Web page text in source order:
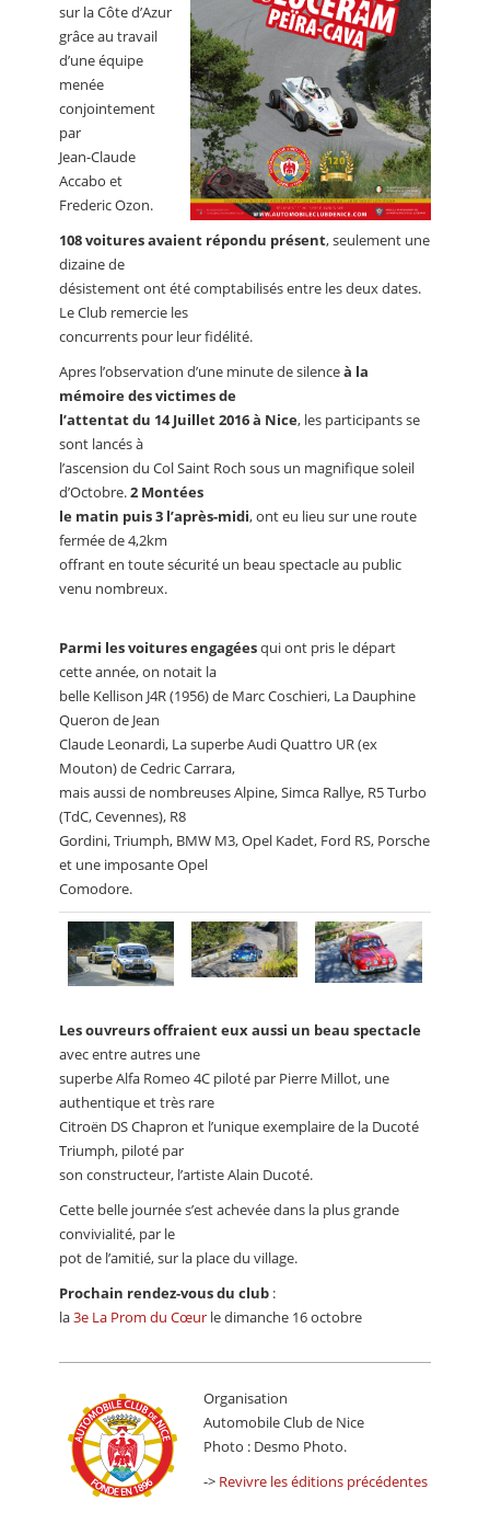
sur la Côte d’Azur
grâce au travail
d’une équipe
menée
conjointement
par
Jean-Claude
Accabo et
Frederic Ozon.
108 voitures avaient répondu présent, seulement une
dizaine de
désistement ont été comptabilisés entre les deux dates.
Le Club remercie les
concurrents pour leur fidélité.
Apres l’observation d’une minute de silenceà la
mémoire des victimes de
l’attentat du 14 Juillet 2016 à Nice, les participants se
sont lancés à
l’ascension du Col Saint Roch sous un magnifique soleil
d’Octobre.2 Montées
le matin puis 3 l’après-midi, ont eu lieu sur une route
fermée de 4,2km
offrant en toute sécurité un beau spectacle au public
venu nombreux.
Parmi les voitures engagéesqui ont pris le départ
cette année, on notait la
belle Kellison J4R (1956) de Marc Coschieri, La Dauphine
Queron de Jean
Claude Leonardi, La superbe Audi Quattro UR (ex
Mouton) de Cedric Carrara,
mais aussi de nombreuses Alpine, Simca Rallye, R5 Turbo
(TdC, Cevennes), R8
Gordini, Triumph, BMW M3, Opel Kadet, Ford RS, Porsche
et une imposante Opel
Comodore.
Les ouvreurs offraient eux aussi un beau spectacle
avec entre autres une
superbe Alfa Romeo 4C piloté par Pierre Millot, une
authentique et très rare
Citroën DS Chapron et l’unique exemplaire de la Ducoté
Triumph, piloté par
son constructeur, l’artiste Alain Ducoté.
Cette belle journée s’est achevée dans la plus grande
convivialité, par le
pot de l’amitié, sur la place du village.
Prochain rendez-vous du club :
la3e La Prom du Cœur le dimanche 16 octobre
Organisation
Automobile Club de Nice
Photo : Desmo Photo.
-> Revivre les éditions précédentes